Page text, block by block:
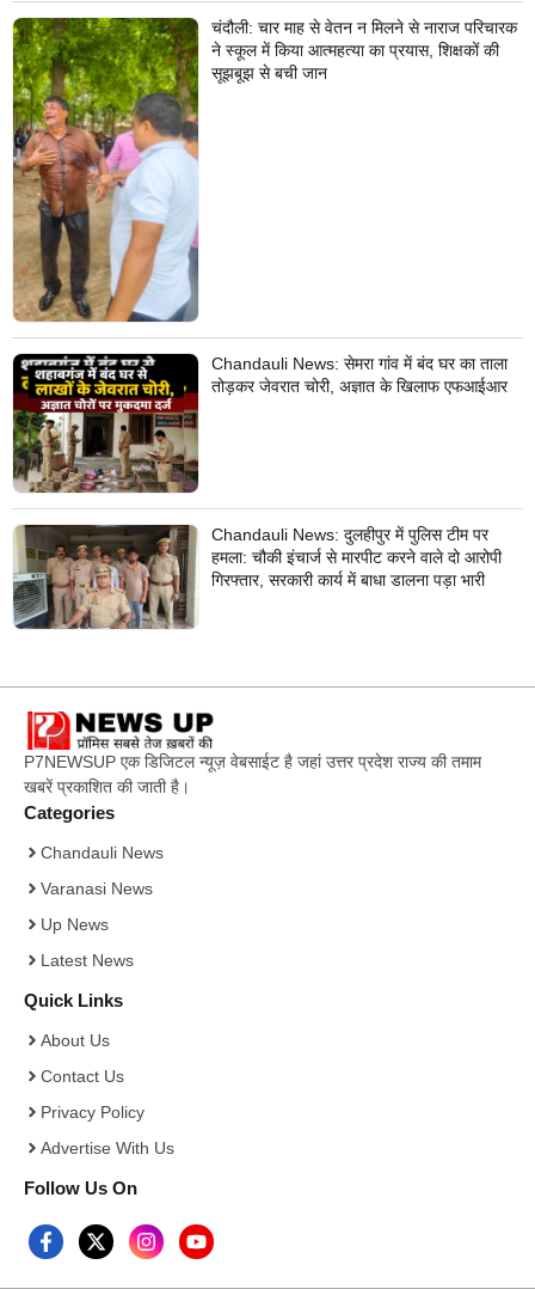
चंदौली: चार माह से वेतन न मिलने से नाराज परिचारक
ने स्कूल में किया आत्महत्या का प्रयास, शिक्षकों की
सूझबूझ से बची जान
Chandauli News: सेमरा गांव में बंद घर का ताला
तोड़कर जेवरात चोरी, अज्ञात के खिलाफ एफआईआर
Chandauli News: दुलहीपुर में पुलिस टीम पर
हमला: चौकी इंचार्ज से मारपीट करने वाले दो आरोपी
गिरफ्तार, सरकारी कार्य में बाधा डालना पड़ा भारी
P7NEWSUP एक डिजिटल न्यूज़ वेबसाईट है जहां उत्तर प्रदेश राज्य की तमाम
खबरें प्रकाशित की जाती है।
Categories
Chandauli News
Varanasi News
Up News
Latest News
Quick Links
About Us
Contact Us
Privacy Policy
Advertise With Us
Follow Us On